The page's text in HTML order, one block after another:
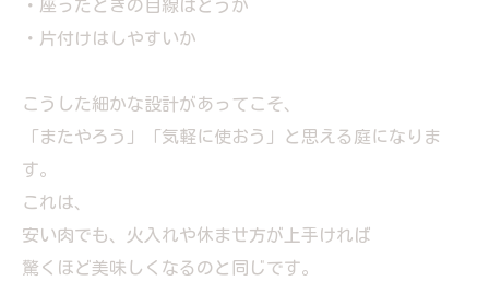
・座ったときの目線はどうか
・片付けはしやすいか
こうした細かな設計があってこそ、
「またやろう」「気軽に使おう」と思える庭になりま
す。
これは、
安い肉でも、火入れや休ませ方が上手ければ
驚くほど美味しくなるのと同じです。